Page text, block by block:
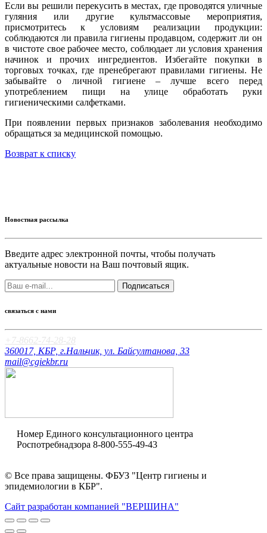
Если вы решили перекусить в местах, где проводятся уличные
гуляния или другие культмассовые мероприятия,
присмотритесь к условиям реализации продукции:
соблюдаются ли правила гигиены продавцом, содержит ли он
в чистоте свое рабочее место, соблюдает ли условия хранения
начинок и прочих ингредиентов. Избегайте покупки в
торговых точках, где пренебрегают правилами гигиены. Не
забывайте о личной гигиене – лучше всего перед
употреблением пищи на улице обработать руки
гигиеническими салфетками.
При появлении первых признаков заболевания необходимо
обращаться за медицинской помощью.
Возврат к списку
Новостная рассылка
Введите адрес электронной почты, чтобы получать
актуальные новости на Ваш почтовый ящик.
Подписаться
связаться с нами
+7-8662-74-28-28
360017, КБР, г.Нальчик, ул. Байсултанова, 33
mail@cgiekbr.ru
Номер Единого консультационного центра
Роспотребнадзора 8-800-555-49-43
© Все права защищены. ФБУЗ "Центр гигиены и
эпидемиологии в КБР".
Сайт разработан компанией "ВЕРШИНА"